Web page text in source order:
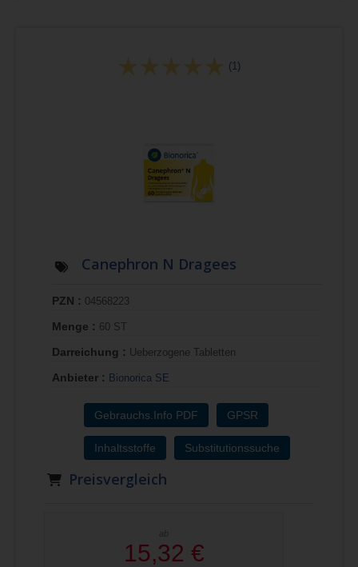
(1)
Canephron N Dragees
PZN : 04568223
Menge : 60 ST
Darreichung : Ueberzogene Tabletten
Anbieter : Bionorica SE
Gebrauchs.Info PDF GPSR
Inhaltsstoffe Substitutionssuche
Preisvergleich
ab
15,32 €